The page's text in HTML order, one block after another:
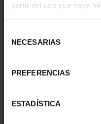
partir del uso que haya
NECESARIAS
PREFERENCIAS
ESTADÍSTICA
CAPITALES DE
PROVINCIA COLECCION
3.796,00 €